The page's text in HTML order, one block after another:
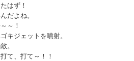
はず！
だよね。
～！
キジェットを噴射。
。
て、打て～！！